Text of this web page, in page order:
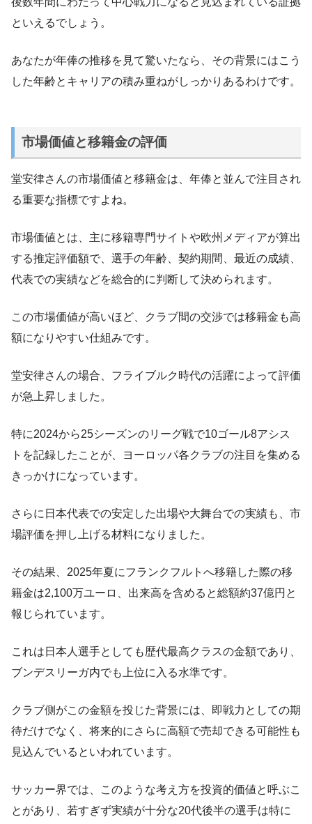
といえるでしょう。
あなたが年俸の推移を見て驚いたなら、その背景にはこう
した年齢とキャリアの積み重ねがしっかりあるわけです。
市場価値と移籍金の評価
堂安律さんの市場価値と移籍金は、年俸と並んで注目され
る重要な指標ですよね。
市場価値とは、主に移籍専門サイトや欧州メディアが算出
する推定評価額で、選手の年齢、契約期間、最近の成績、
代表での実績などを総合的に判断して決められます。
この市場価値が高いほど、クラブ間の交渉では移籍金も高
額になりやすい仕組みです。
堂安律さんの場合、フライブルク時代の活躍によって評価
が急上昇しました。
特に2024から25シーズンのリーグ戦で10ゴール8アシス
トを記録したことが、ヨーロッパ各クラブの注目を集める
きっかけになっています。
さらに日本代表での安定した出場や大舞台での実績も、市
場評価を押し上げる材料になりました。
その結果、2025年夏にフランクフルトへ移籍した際の移
籍金は2,100万ユーロ、出来高を含めると総額約37億円と
報じられています。
これは日本人選手としても歴代最高クラスの金額であり、
ブンデスリーガ内でも上位に入る水準です。
クラブ側がこの金額を投じた背景には、即戦力としての期
待だけでなく、将来的にさらに高額で売却できる可能性も
見込んでいるといわれています。
サッカー界では、このような考え方を投資的価値と呼ぶこ
とがあり、若すぎず実績が十分な20代後半の選手は特に